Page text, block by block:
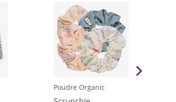
Poudre Organic